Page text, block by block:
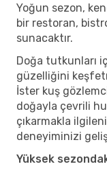
Yoğun sezon,
bir restoran,
sunacaktır.
Doğa tutkunları
güzelliğini
İster kuş
doğayla çevrili
çıkarmakla
deneyiminizi
Yüksek